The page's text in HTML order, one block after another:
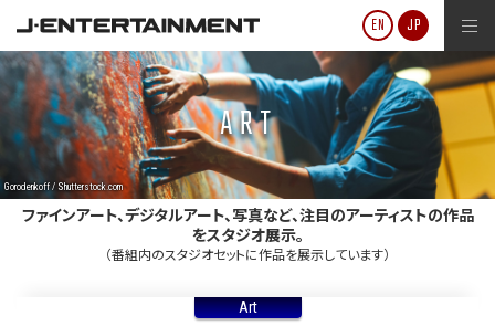
J-ENTERTAINMENT
EN JP
ART
Gorodenkoff / Shutterstock.com
ファインアート、デジタルアート、写真など、注目のアーティストの作品
をスタジオ展示。
（番組内のスタジオセットに作品を展示しています）
Art